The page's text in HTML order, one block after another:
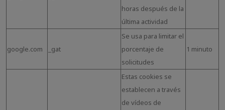
horas después de la
última actividad
google.com _gat
Se usa para limitar el
porcentaje de
solicitudes
1 minuto
Estas cookies se
establecen a través
de vídeos de